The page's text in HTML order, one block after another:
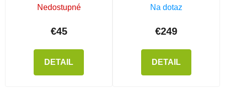
MIKADO
Nedostupné
€45
DETAIL
Na dotaz
€249
DETAIL